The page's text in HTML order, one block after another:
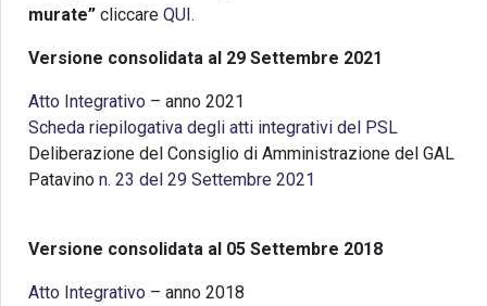
murate” cliccare QUI.
Versione consolidata al 29 Settembre 2021
Atto Integrativo – anno 2021
Scheda riepilogativa degli atti integrativi del PSL
Deliberazione del Consiglio di Amministrazione del GAL
Patavino n. 23 del 29 Settembre 2021
Versione consolidata al 05 Settembre 2018
Atto Integrativo – anno 2018